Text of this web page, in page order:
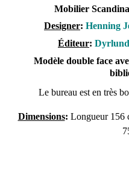
Mobilier
Designer: Henning
Éditeur: Dyrlund
Modèle double face
Le bureau est en très
Dimensions: Longueur 156